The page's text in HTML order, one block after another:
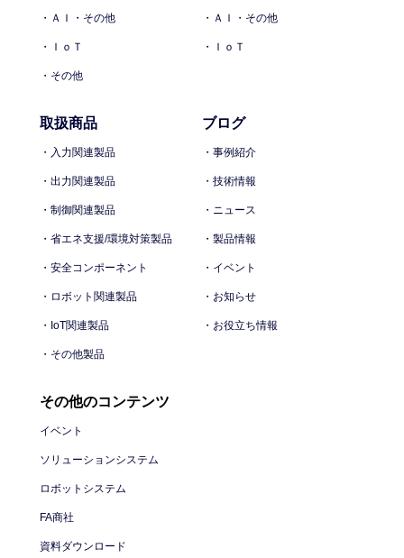
・ＡＩ・その他
・ＩｏＴ
・その他
・ＡＩ・その他
・ＩｏＴ
取扱商品
・入力関連製品
・出力関連製品
・制御関連製品
・省エネ支援/環境対策製品
・安全コンポーネント
・ロボット関連製品
・IoT関連製品
・その他製品
ブログ
・事例紹介
・技術情報
・ニュース
・製品情報
・イベント
・お知らせ
・お役立ち情報
その他のコンテンツ
イベント
ソリューションシステム
ロボットシステム
FA商社
資料ダウンロード